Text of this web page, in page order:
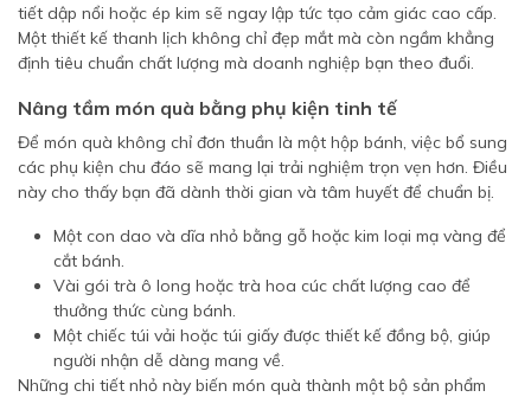
tiết dập nổi hoặc ép kim sẽ ngay lập tức tạo cảm giác cao cấp.
Một thiết kế thanh lịch không chỉ đẹp mắt mà còn ngầm khẳng
định tiêu chuẩn chất lượng mà doanh nghiệp bạn theo đuổi.
Nâng tầm món quà bằng phụ kiện tinh tế
Để món quà không chỉ đơn thuần là một hộp bánh, việc bổ sung
các phụ kiện chu đáo sẽ mang lại trải nghiệm trọn vẹn hơn. Điều
này cho thấy bạn đã dành thời gian và tâm huyết để chuẩn bị.
Một con dao và dĩa nhỏ bằng gỗ hoặc kim loại mạ vàng để
cắt bánh.
Vài gói trà ô long hoặc trà hoa cúc chất lượng cao để
thưởng thức cùng bánh.
Một chiếc túi vải hoặc túi giấy được thiết kế đồng bộ, giúp
người nhận dễ dàng mang về.
Những chi tiết nhỏ này biến món quà thành một bộ sản phẩm